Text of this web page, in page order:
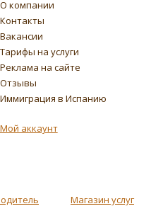
О компании
Контакты
Вакансии
Тарифы на услуги
Реклама на сайте
Отзывы
Иммиграция в Испанию
Мой аккаунт
Магазин услуг